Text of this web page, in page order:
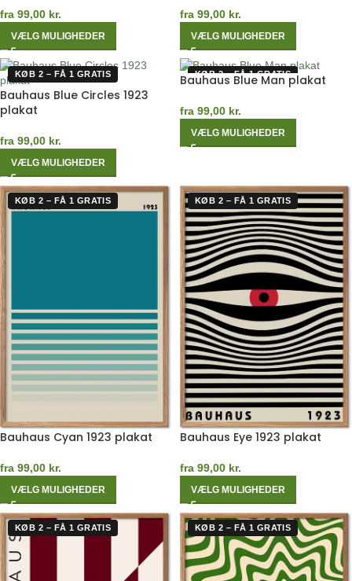
fra 99,00 kr.
VÆLG MULIGHEDER
fra 99,00 kr.
VÆLG MULIGHEDER
KØB 2 – FÅ 1 GRATIS
Bauhaus Blue Circles 1923
plakat
fra 99,00 kr.
VÆLG MULIGHEDER
KØB 2 – FÅ 1 GRATIS
Bauhaus Blue Man plakat
fra 99,00 kr.
VÆLG MULIGHEDER
KØB 2 – FÅ 1 GRATIS
Bauhaus Cyan 1923 plakat
fra 99,00 kr.
VÆLG MULIGHEDER
KØB 2 – FÅ 1 GRATIS
Bauhaus Eye 1923 plakat
fra 99,00 kr.
VÆLG MULIGHEDER
KØB 2 – FÅ 1 GRATIS KØB 2 – FÅ 1 GRATIS